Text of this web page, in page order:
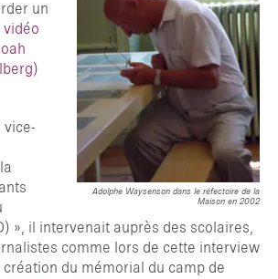
Adolphe Waysenson dans le réfectoire de la
Maison en 2002
un
vidéo
vice-
», il intervenait auprès des scolaires,
comme lors de cette interview
création du mémorial du camp de